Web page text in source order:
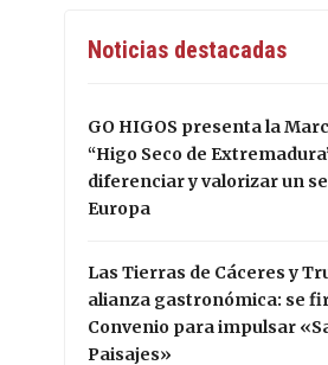
Noticias destacadas
GO HIGOS presenta la
“Higo Seco de
diferenciar y valorizar un
Europa
Las Tierras de Cáceres y
alianza gastronómica: se
Convenio para impulsar
Paisajes»